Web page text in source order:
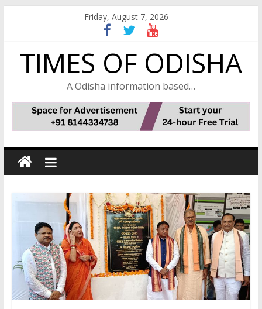
Friday, August 7, 2026
TIMES OF ODISHA
A Odisha information based…